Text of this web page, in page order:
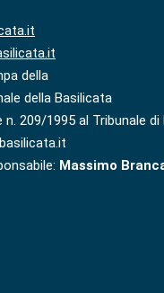
della
della Basilicata
n. 209/1995 al Tribunale
Massimo